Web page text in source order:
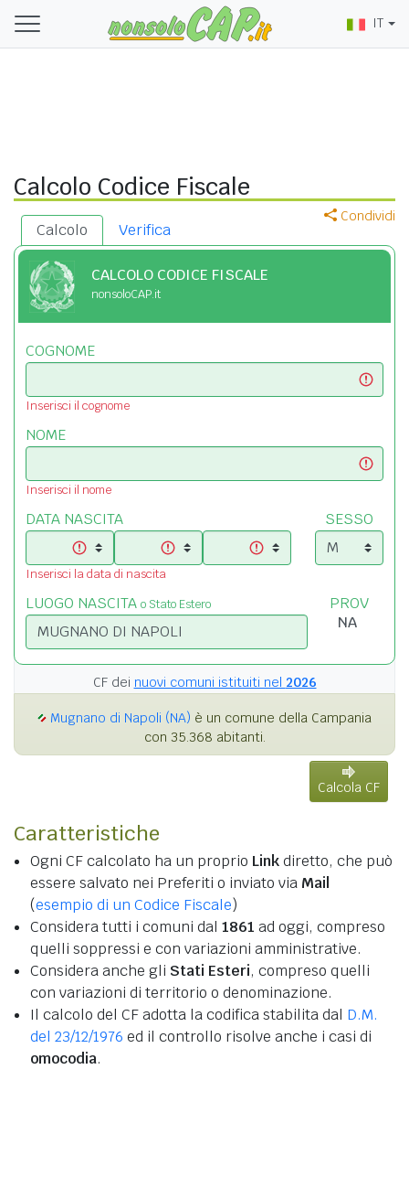
IT
Calcolo Codice Fiscale
Condividi
Calcolo Verifica
CALCOLO CODICE FISCALE
nonsoloCAP.it
COGNOME
Inserisci il cognome
NOME
Inserisci il nome
DATA NASCITA
Inserisci la data di nascita
SESSO
LUOGO NASCITA o Stato Estero PROV
CF dei nuovi comuni istituiti nel 2026
Mugnano di Napoli (NA) è un comune della Campania
con 35.368 abitanti.
Calcola CF
Caratteristiche
Ogni CF calcolato ha un proprio Linkdiretto, che può
essere salvato nei Preferiti o inviato via Mail
(esempio di un Codice Fiscale)
Considera tutti i comuni dal 1861 ad oggi, compreso
quelli soppressi e con variazioni amministrative.
Considera anche gli Stati Esteri, compreso quelli
con variazioni di territorio o denominazione.
Il calcolo del CF adotta la codifica stabilita dal D.M.
del 23/12/1976 ed il controllo risolve anche i casi di
omocodia.